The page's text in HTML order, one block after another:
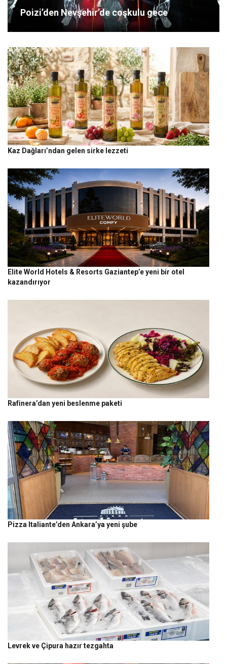
Poizi’den Nevşehir’de coşkulu gece
Kaz Dağları’ndan gelen sirke lezzeti
Elite World Hotels & Resorts Gaziantep’e yeni bir otel
kazandırıyor
Rafinera’dan yeni beslenme paketi
Pizza Italiante’den Ankara’ya yeni şube
Levrek ve Çipura hazır tezgahta